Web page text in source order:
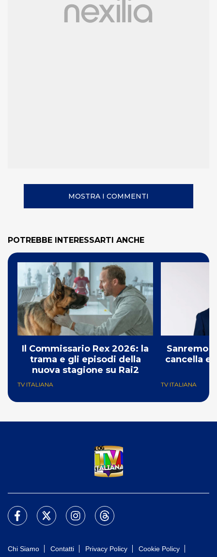
MOSTRA I COMMENTI
POTREBBE INTERESSARTI ANCHE
Il Commissario Rex 2026: la
trama e gli episodi della
nuova stagione su Rai2
TV ITALIANA
Sanremo
cancella e
TV ITALIANA
Chi Siamo Contatti Privacy Policy
Cookie Policy